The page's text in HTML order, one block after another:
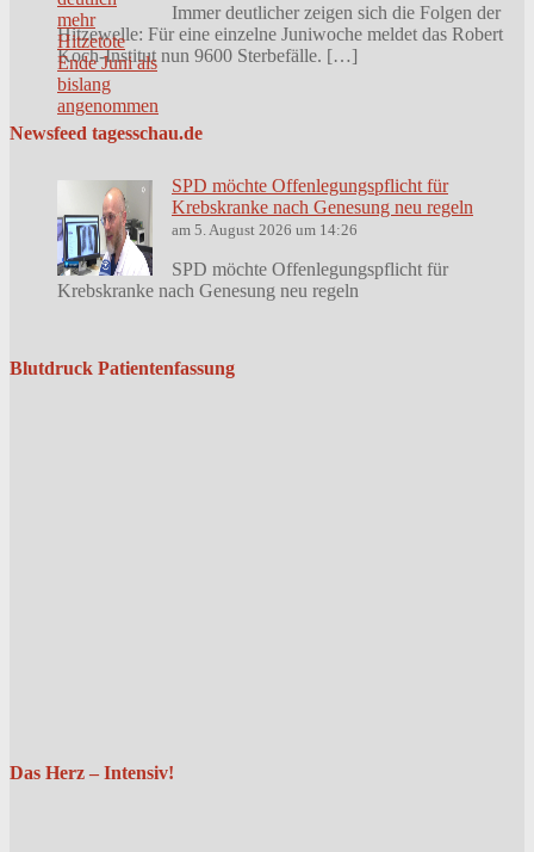
Immer deutlicher zeigen sich die Folgen der
Hitzewelle: Für eine einzelne Juniwoche meldet das Robert
Koch-Institut nun 9600 Sterbefälle. […]
Newsfeed tagesschau.de
SPD möchte Offenlegungspflicht für
Krebskranke nach Genesung neu regeln
am 5. August 2026 um 14:26
SPD möchte Offenlegungspflicht für
Krebskranke nach Genesung neu regeln
Blutdruck Patientenfassung
Das Herz – Intensiv!